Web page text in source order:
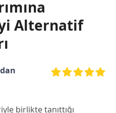
Alternatif
birlikte tanıttığı